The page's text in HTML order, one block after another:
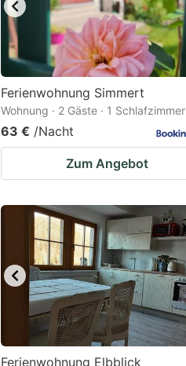
Ferienwohnung Simmert
Wohnung · 2 Gäste · 1 Schlafzimmer
63 € /Nacht
Zum Angebot
Ferienwohnung Elbblick